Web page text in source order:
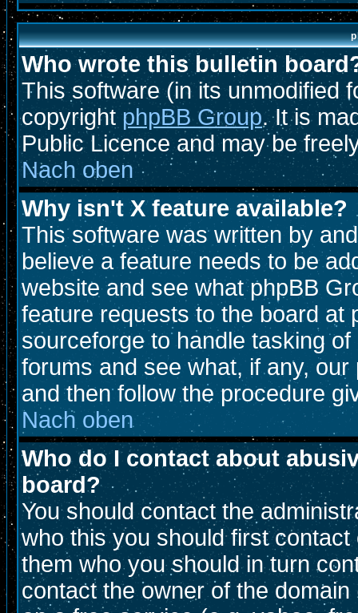
Who wrote this bulletin
This software (in its unmodified
copyright phpBB Group. It is
Public Licence and may be
Nach oben
Why isn't X feature available?
This software was written by
believe a feature needs to be
website and see what phpBB
feature requests to the board at
sourceforge to handle tasking
forums and see what, if any,
and then follow the procedure
Nach oben
Who do I contact about
board?
You should contact the
who this you should first
them who you should in turn
contact the owner of the